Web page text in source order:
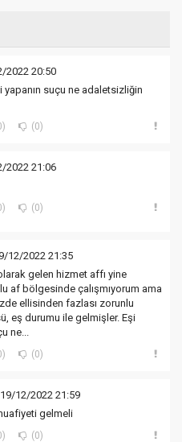
2022 20:50
yapanın suçu ne adaletsizliğin
(0)
2022 21:06
(0)
12/2022 21:35
gelen hizmet affı yine
af bölgesinde çalışmıyorum ama
ellisinden fazlası zorunlu
eş durumu ile gelmişler. Eşi
ne...
(0)
12/2022 21:59
gelmeli
(0)